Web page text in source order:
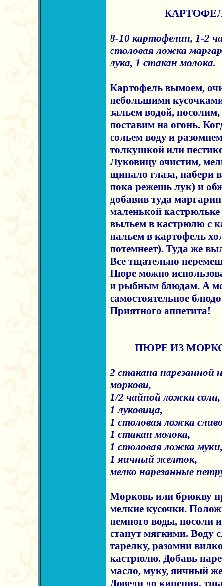
8-10 картофелин, 1-2
столовая ложка
лука, 1 стакан молока.
Картофель вымоем,
небольшими
зальем водой,
поставим на огонь.
сольем воду и
толкушкой или
Луковицу очистим,
щипало глаза, набери
пока режешь лук) и
добавив туда
маленькой
выльем в кастрюлю с
нальем в картофель
потемнеет). Туда же
Все тщательно
Пюре можно
и рыбным блюдам. А
самостоятельное
Приятного аппетита!
ПЮРЕ ИЗ
2 стакана нарезанной
моркови,
1/2 чайной ложки соли,
1 луковица,
1 столовая ложка
1 стакан молока,
1 столовая ложка муки,
1 яичный желток,
мелко нарезанные
Морковь или брюкву
мелкие кусочки.
немного воды, посоли
станут мягкими. Воду
тарелку, разомни
кастрюлю. Добавь
масло, муку, яичный
Доведи до кипения,